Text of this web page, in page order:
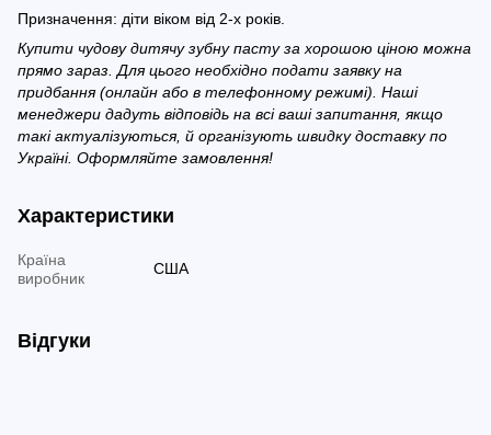
Призначення: діти віком від 2-х років.
Купити чудову дитячу зубну пасту за хорошою ціною можна
прямо зараз. Для цього необхідно подати заявку на
придбання (онлайн або в телефонному режимі). Наші
менеджери дадуть відповідь на всі ваші запитання, якщо
такі актуалізуються, й організують швидку доставку по
Україні. Оформляйте замовлення!
Характеристики
Країна
виробник
США
Відгуки